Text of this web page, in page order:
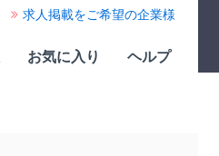
求人掲載をご希望の企業様
お気に入り ヘルプ